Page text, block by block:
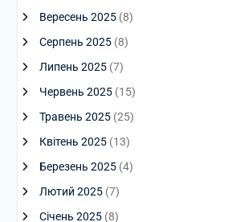
Вересень 2025(8)
Серпень 2025(8)
Липень 2025(7)
Червень 2025(15)
Травень 2025(25)
Квітень 2025(13)
Березень 2025(4)
Лютий 2025(7)
Січень 2025(8)